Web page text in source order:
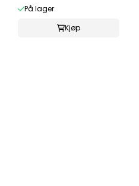
På lager
Kjøp